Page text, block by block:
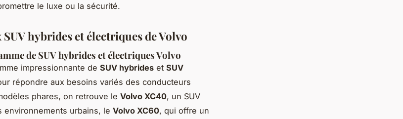
le luxe ou la sécurité.
hybrides et électriques de Volvo
de SUV hybrides et électriques Volvo
impressionnante de SUV hybrides et SUV
répondre aux besoins variés des conducteurs
phares, on retrouve le Volvo XC40, un SUV
environnements urbains, le Volvo XC60, qui offre un